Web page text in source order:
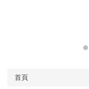
首頁